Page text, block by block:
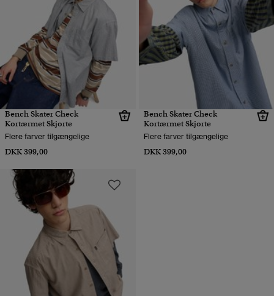
Bench Skater Check
Kortærmet Skjorte
Flere farver tilgængelige
DKK 399,00
Bench Skater Check
Kortærmet Skjorte
Flere farver tilgængelige
DKK 399,00